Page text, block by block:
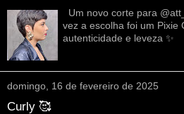
Um novo corte para
vez a escolha foi um Pixie
autenticidade e leveza ✨
domingo, 16 de fevereiro de 2025
Curly 🥰